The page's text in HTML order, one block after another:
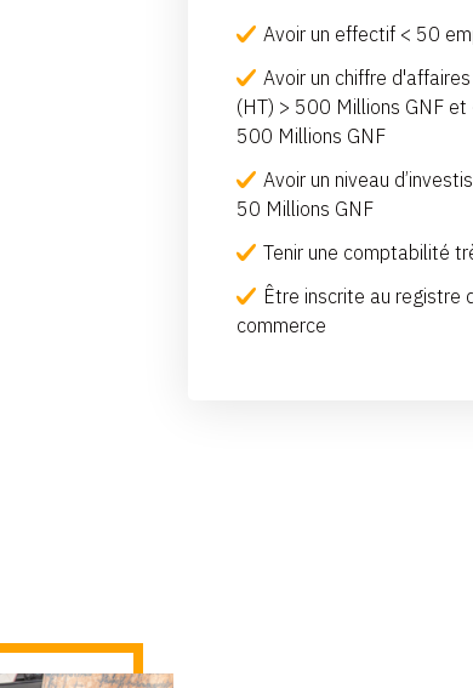
Avoir un effectif < 50
Avoir un chiffre
(HT) > 500 Millions GNF et
500 Millions GNF
Avoir un niveau
50 Millions GNF
Tenir une comptabilité
Être inscrite au registre
commerce